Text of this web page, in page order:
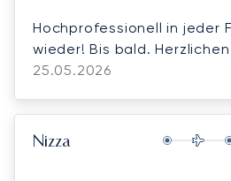
Hochprofessionell in jeder
wieder! Bis bald. Herzlichen
25.05.2026
Nizza